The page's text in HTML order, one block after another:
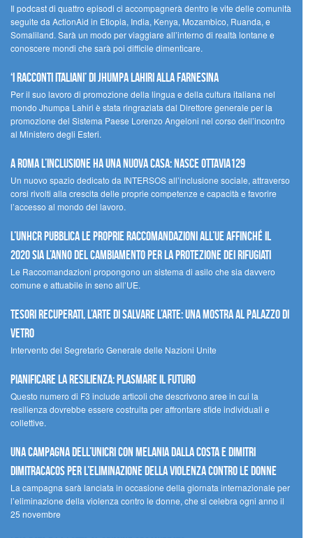
Il podcast di quattro episodi ci accompagnerà dentro le vite delle comunità
seguite da ActionAid in Etiopia, India, Kenya, Mozambico, Ruanda, e
Somaliland. Sarà un modo per viaggiare all’interno di realtà lontane e
conoscere mondi che sarà poi difficile dimenticare.
‘I racconti italiani’ di Jhumpa Lahiri alla Farnesina
Per il suo lavoro di promozione della lingua e della cultura italiana nel
mondo Jhumpa Lahiri è stata ringraziata dal Direttore generale per la
promozione del Sistema Paese Lorenzo Angeloni nel corso dell’incontro
al Ministero degli Esteri.
A Roma l’inclusione ha una nuova casa: nasce Ottavia129
Un nuovo spazio dedicato da INTERSOS all’inclusione sociale, attraverso
corsi rivolti alla crescita delle proprie competenze e capacità e favorire
l’accesso al mondo del lavoro.
L’UNHCR pubblica le proprie raccomandazioni all’UE affinché il
2020 sia l’anno del cambiamento per la protezione dei rifugiati
Le Raccomandazioni propongono un sistema di asilo che sia davvero
comune e attuabile in seno all’UE.
Tesori recuperati, l’arte di salvare l’arte: una mostra al Palazzo di
Vetro
Intervento del Segretario Generale delle Nazioni Unite
Pianificare la resilienza: plasmare il futuro
Questo numero di F3 include articoli che descrivono aree in cui la
resilienza dovrebbe essere costruita per affrontare sfide individuali e
collettive.
Una campagna dell’UNICRI con Melania Dalla Costa e Dimitri
Dimitracacos per l’eliminazione della violenza contro le donne
La campagna sarà lanciata in occasione della giornata internazionale per
l’eliminazione della violenza contro le donne, che si celebra ogni anno il
25 novembre